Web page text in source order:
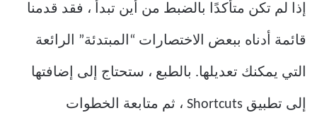
إذا لم تكن متأكدًا بالضبط من أين تبدأ ، فقد قدمنا
قائمة أدناه ببعض الاختصارات “المبتدئة” الرائعة
التي يمكنك تعديلها. بالطبع ، ستحتاج إلى إضافتها
إلى تطبيق Shortcuts ، ثم متابعة الخطوات